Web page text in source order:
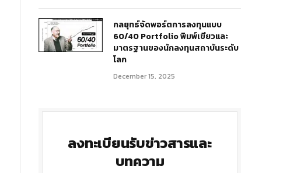
กลยุทธ์จัดพอร์ตการลงทุนแบบ
60/40 Portfolio พิมพ์เขียวและ
มาตรฐานของนักลงทุนสถาบันระดับ
โลก
December 15, 2025
ลงทะเบียนรับข่าวสารและ
บทความ